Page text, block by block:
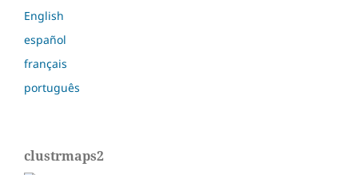
English
español
français
português
clustrmaps2